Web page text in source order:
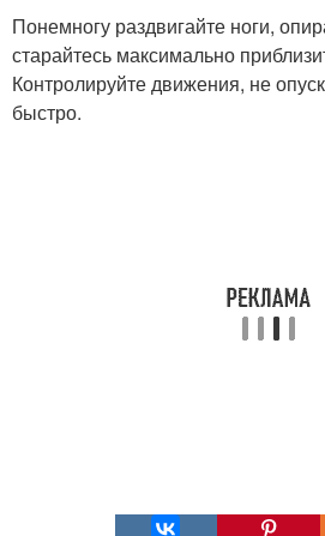
Понемногу раздвигайте ноги,
старайтесь максимально
Контролируйте движения, не
быстро.